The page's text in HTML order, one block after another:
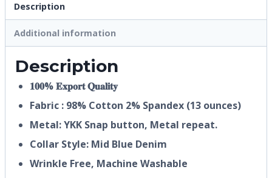
Description
Additional information
Description
𝟏𝟎𝟎% 𝐄𝐱𝐩𝐨𝐫𝐭 𝐐𝐮𝐚𝐥𝐢𝐭𝐲
Fabric : 98% Cotton 2% Spandex (13 ounces)
Metal: YKK Snap button, Metal repeat.
Collar Style: Mid Blue Denim
Wrinkle Free, Machine Washable